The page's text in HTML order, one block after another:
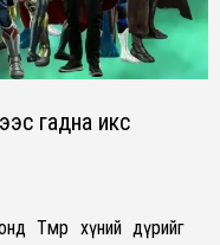
гадна икс
Төмөр хүний ​​дүрийг